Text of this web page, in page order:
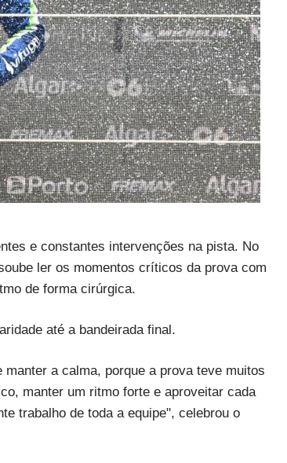
e constantes intervenções na pista. No
ler os momentos críticos da prova com
de forma cirúrgica.
até a bandeirada final.
a calma, porque a prova teve muitos
manter um ritmo forte e aproveitar cada
trabalho de toda a equipe", celebrou o